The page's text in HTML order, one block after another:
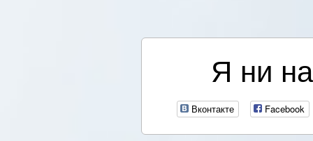
Я ни
Вконтакте Facebook